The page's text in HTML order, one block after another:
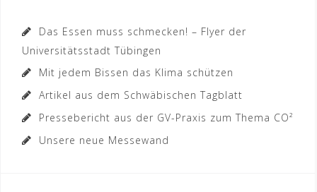
Das Essen muss schmecken! – Flyer der
Universitätsstadt Tübingen
Mit jedem Bissen das Klima schützen
Artikel aus dem Schwäbischen Tagblatt
Pressebericht aus der GV-Praxis zum Thema CO²
Unsere neue Messewand